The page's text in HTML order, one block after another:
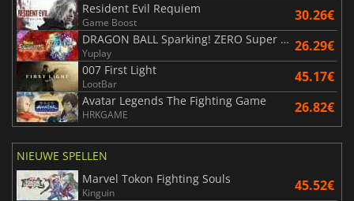
Resident Evil Requiem
Game Boost 30.26€
DRAGON BALL Sparking! ZERO Super Limit Breaking NEO
Yuplay 26.29€
007 First Light
LootBar 45.17€
Avatar Legends The Fighting Game
HRKGAME 26.82€
NIEUWE SPELLEN
Marvel Tokon Fighting Souls
Kinguin 45.52€